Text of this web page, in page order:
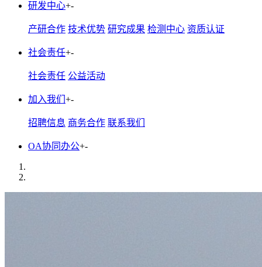
研发中心+-
产研合作 技术优势 研究成果 检测中心 资质认证
社会责任+-
社会责任 公益活动
加入我们 +-
招聘信息 商务合作 联系我们
OA协同办公+-